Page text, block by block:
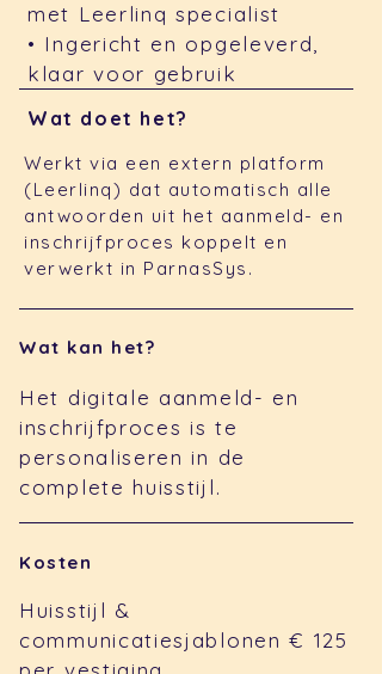
met Leerlinq specialist
• Ingericht en opgeleverd,
klaar voor gebruik
Wat doet het?
Werkt via een extern platform
(Leerlinq) dat automatisch alle
antwoorden uit het aanmeld- en
inschrijfproces koppelt en
verwerkt in ParnasSys.
Wat kan het?
Het digitale aanmeld- en
inschrijfproces is te
personaliseren in de
complete huisstijl.
Kosten
Huisstijl &
communicatiesjablonen € 125